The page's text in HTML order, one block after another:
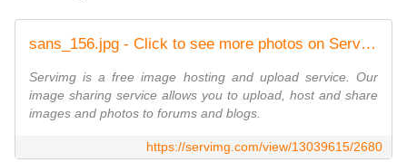
sans_156.jpg - Click to see more photos on ServImg
Servimg is a free image hosting and upload service. Our
image sharing service allows you to upload, host and share
images and photos to forums and blogs.
https://servimg.com/view/13039615/2680